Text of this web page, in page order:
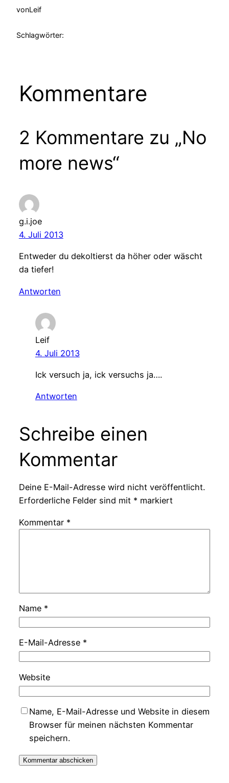
vonLeif
Schlagwörter:
Kommentare
2 Kommentare zu „No
more news“
g.i.joe
4. Juli 2013
Entweder du dekoltierst da höher oder wäscht
da tiefer!
Antworten
Leif
4. Juli 2013
Ick versuch ja, ick versuchs ja….
Antworten
Schreibe einen
Kommentar
Deine E-Mail-Adresse wird nicht veröffentlicht.
Erforderliche Felder sind mit * markiert
Kommentar *
Name *
E-Mail-Adresse *
Website
Name, E-Mail-Adresse und Website in diesem
Browser für meinen nächsten Kommentar
speichern.